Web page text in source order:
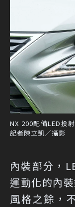
NX 200配備LED投
記者陳立凱／攝影
內裝部分，
運動化的內
風格之餘，